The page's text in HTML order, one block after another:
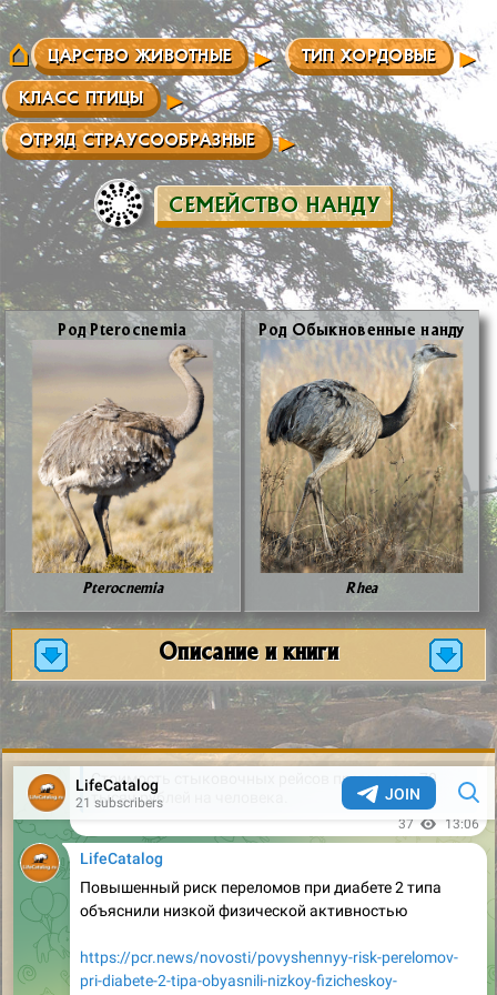
ЦАРСТВО ЖИВОТНЫЕ ТИП ХОРДОВЫЕ
КЛАСС ПТИЦЫ
ОТРЯД СТРАУСООБРАЗНЫЕ
СЕМЕЙСТВО НАНДУ
Род Pterocnemia
Pterocnemia
Род Обык­но­вен­ные нан­ду
Rhea
Описание и книги